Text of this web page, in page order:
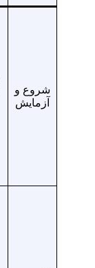
شروع و
آزمایش